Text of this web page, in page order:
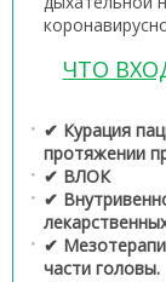
ЧТО
✔ Курация
протяжении
✔ ВЛОК
✔
✔
части головы.